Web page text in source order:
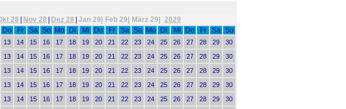
28 Nov 28 Dez 28 Jan 29| Feb 29| März 29|
2029
Do Fr Sa So Mo Di Mi Do Fr Sa So Mo Di Mi Do Fr Sa So
13 14 15 16 17 18 19 20 21 22 23 24 25 26 27 28 29
30
13 14 15 16 17 18 19 20 21 22 23 24 25 26 27 28 29
30
13 14 15 16 17 18 19 20 21 22 23 24 25 26 27 28 29
30
13 14 15 16 17 18 19 20 21 22 23 24 25 26 27 28 29
30
13 14 15 16 17 18 19 20 21 22 23 24 25 26 27 28 29
30